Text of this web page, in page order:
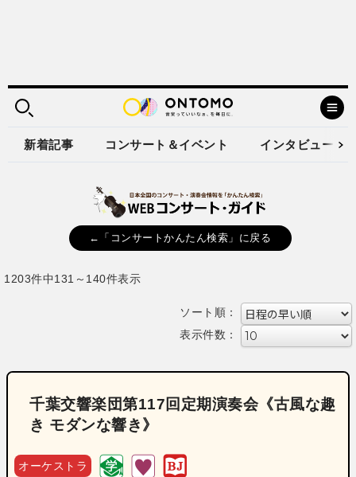
新着記事 コンサート＆イベント インタビュー
←「コンサートかんたん検索」に戻る
1203件中131～140件表示
ソート順：
表示件数：
千葉交響楽団第117回定期演奏会《古風な趣
き モダンな響き》
オーケストラ